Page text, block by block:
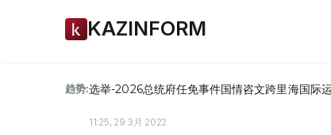
KAZINFORM
趋势:选举-2026总统府任免事件国情咨文跨里海国际
11:25, 29 3月 2022